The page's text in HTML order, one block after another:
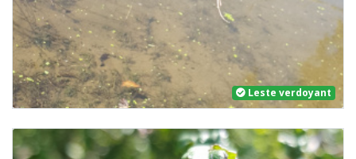
Leste verdoyant